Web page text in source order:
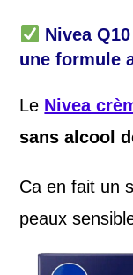
Nivea
une formule
Le Nivea
sans alcool
Ca en fait un
peaux